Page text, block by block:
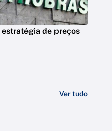
de preços
Ver tudo